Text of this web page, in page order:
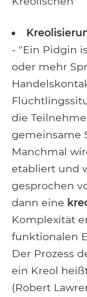
- "Ein Pidgin
oder mehr
die
gemeinsame
Manchmal
etabliert und
gesprochen
dann eine
Komplexität
funktionalen
Der Prozess
ein Kreol
(Robert